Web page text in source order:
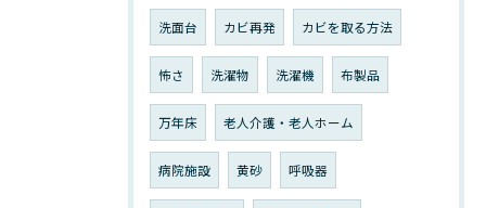
洗面台 カビ再発 カビを取る方法
怖さ 洗濯物 洗濯機 布製品
万年床 老人介護・老人ホーム
病院施設 黄砂 呼吸器